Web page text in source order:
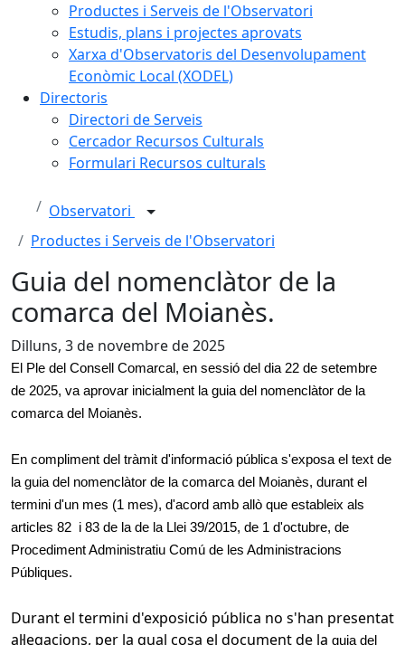
Productes i Serveis de l'Observatori
Estudis, plans i projectes aprovats
Xarxa d'Observatoris del Desenvolupament
Econòmic Local (XODEL)
Directoris
Directori de Serveis
Cercador Recursos Culturals
Formulari Recursos culturals
Observatori
Productes i Serveis de l'Observatori
Guia del nomenclàtor de la
comarca del Moianès.
Dilluns, 3 de novembre de 2025
El Ple del Consell Comarcal, en sessió del dia 22 de setembre
de 2025, va aprovar inicialment la guia del nomenclàtor de la
comarca del Moianès.
En compliment del tràmit d'informació pública s'exposa el text de
la guia del nomenclàtor de la comarca del Moianès, durant el
termini d'un mes (1 mes), d'acord amb allò que estableix als
articles 82 i 83 de la de la Llei 39/2015, de 1 d'octubre, de
Procediment Administratiu Comú de les Administracions
Públiques.
Durant el termini d'exposició pública no s'han presentat
al·legacions, per la qual cosa el document de la guia del